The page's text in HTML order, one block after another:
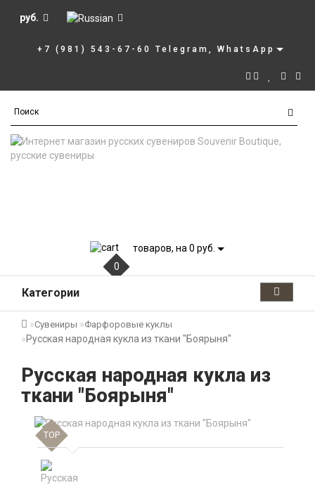
руб.
+7 (981) 543-67-60 Telegram, WhatsApp
0
товаров, на 0 руб.
Категории
Сувениры Фарфоровые куклы
Русская народная кукла из ткани "Боярыня"
Русская народная кукла из
ткани "Боярыня"
TOP